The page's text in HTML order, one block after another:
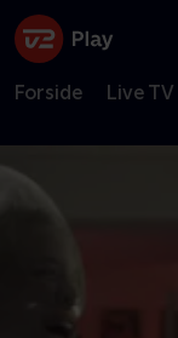
Forside Live TV